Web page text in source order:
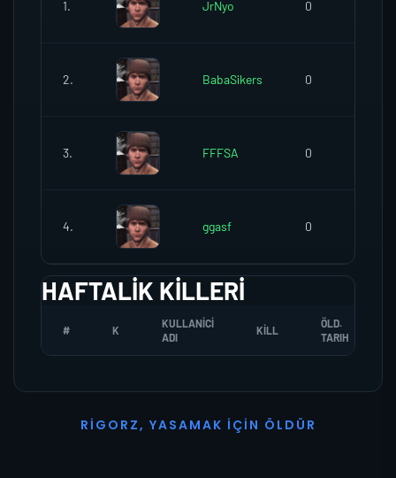
1. JrNyo 0
2. BabaSikers 0
3. FFFSA 0
4. ggasf 0
HAFTALIK KILLERI
# K
KULLANICI
ADI
KILL
ÖLD.
TARIH
R I G O R Z, YASAMAK İ ÇI N Ö L D Ü R